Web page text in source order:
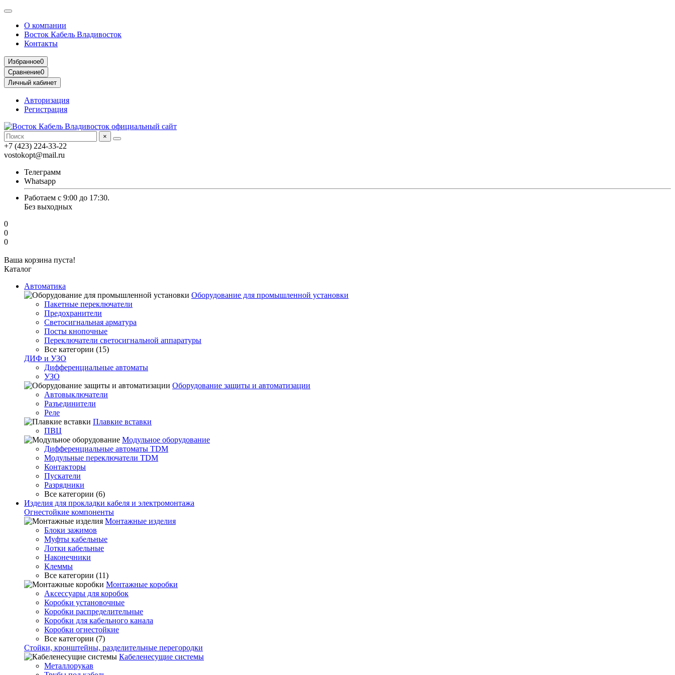
О компании
Восток Кабель Владивосток
Контакты
Избранное0
Сравнение0
Личный кабинет
Авторизация
Регистрация
×
+7 (423) 224-33-22
vostokopt@mail.ru
Телеграмм
Whatsapp
Работаем с 9:00 до 17:30.
Без выходных
0
0
0
Ваша корзина пуста!
Каталог
Автоматика
Оборудование для промышленной установки
Пакетные переключатели
Предохранители
Светосигнальная арматура
Посты кнопочные
Переключатели светосигнальной аппаратуры
Все категории (15)
ДИФ и УЗО
Дифференциальные автоматы
УЗО
Оборудование защиты и автоматизации
Автовыключатели
Разъединители
Реле
Плавкие вставки
ПВЦ
Модульное оборудование
Дифференциальные автоматы TDM
Модульные переключатели TDM
Контакторы
Пускатели
Разрядники
Все категории (6)
Изделия для прокладки кабеля и электромонтажа
Огнестойкие компоненты
Монтажные изделия
Блоки зажимов
Муфты кабельные
Лотки кабельные
Наконечники
Клеммы
Все категории (11)
Монтажные коробки
Аксессуары для коробок
Коробки установочные
Коробки распределительные
Коробки для кабельного канала
Коробки огнестойкие
Все категории (7)
Стойки, кронштейны, разделительные перегородки
Кабеленесущие системы
Металлорукав